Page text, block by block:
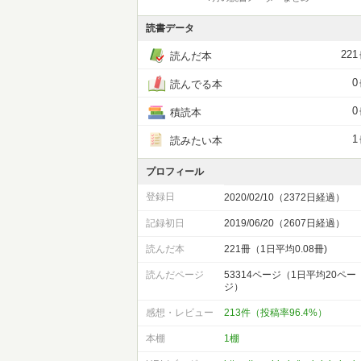
読書データ
読んだ本 221
読んでる本 0
積読本 0
読みたい本 1
プロフィール
登録日 2020/02/10（2372日経過）
記録初日 2019/06/20（2607日経過）
読んだ本 221冊（1日平均0.08冊)
読んだページ
53314ページ（1日平均20ペー
ジ）
感想・レビュー 213件（投稿率96.4%）
本棚 1棚